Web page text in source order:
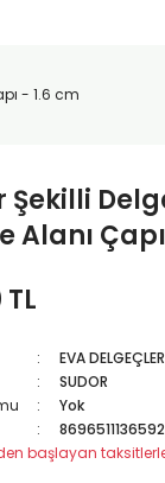
- 1.6 cm
Şekilli
Alanı
TL
EVA DELGEÇLER
SUDOR
Yok
8696511136592
den başlayan